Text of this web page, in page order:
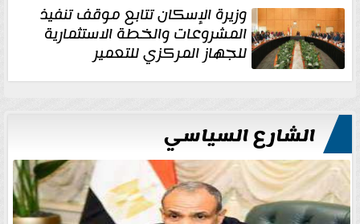
وزيرة الإسكان تتابع موقف تنفيذ
المشروعات والخطة الاستثمارية
للجهاز المركزي للتعمير
الشارع السياسي